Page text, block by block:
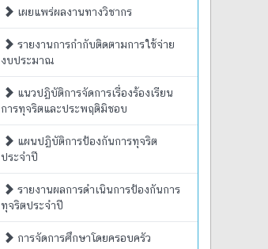
เผยแพร่ผลงานทางวิชากร
รายงานการกำกับติดตามการใช้จ่าย
งบประมาณ
แนวปฏิบัติการจัดการเรื่องร้องเรียน
การทุจริตและประพฤติมิชอบ
แผนปฏิบัติการป้องกันการทุจริต
ประจำปี
รายงานผลการดำเนินการป้องกันการ
ทุจริตประจำปี
การจัดการศึกษาโดยครอบครัว